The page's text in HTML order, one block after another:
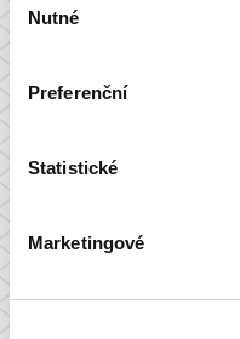
souhlasu
Nutné
Preferenční
Statistické
Marketingové